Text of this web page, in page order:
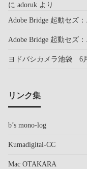
に adoruk より
Adobe Bridge 起動セズ
Adobe Bridge 起動セズ
ヨドバシカメラ池袋 6
リンク集
b’s mono-log
Kumadigital-CC
Mac OTAKARA